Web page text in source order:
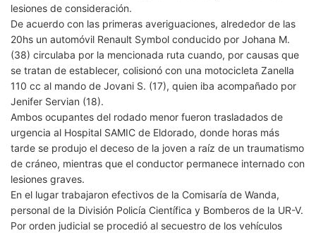
lesiones de consideración.
De acuerdo con las primeras averiguaciones, alrededor de las
20hs un automóvil Renault Symbol conducido por Johana M.
(38) circulaba por la mencionada ruta cuando, por causas que
se tratan de establecer, colisionó con una motocicleta Zanella
110 cc al mando de Jovani S. (17), quien iba acompañado por
Jenifer Servian (18).
Ambos ocupantes del rodado menor fueron trasladados de
urgencia al Hospital SAMIC de Eldorado, donde horas más
tarde se produjo el deceso de la joven a raíz de un traumatismo
de cráneo, mientras que el conductor permanece internado con
lesiones graves.
En el lugar trabajaron efectivos de la Comisaría de Wanda,
personal de la División Policía Científica y Bomberos de la UR-V.
Por orden judicial se procedió al secuestro de los vehículos